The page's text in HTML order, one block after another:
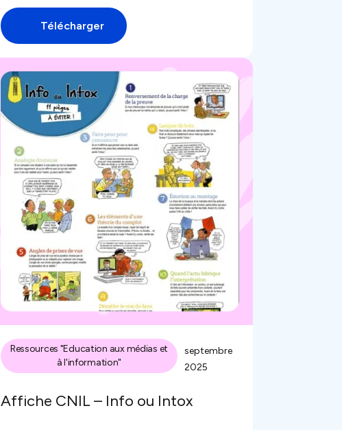
Télécharger
Ressources "Education aux médias et
à l'information"
septembre
2025
Affiche CNIL – Info ou Intox